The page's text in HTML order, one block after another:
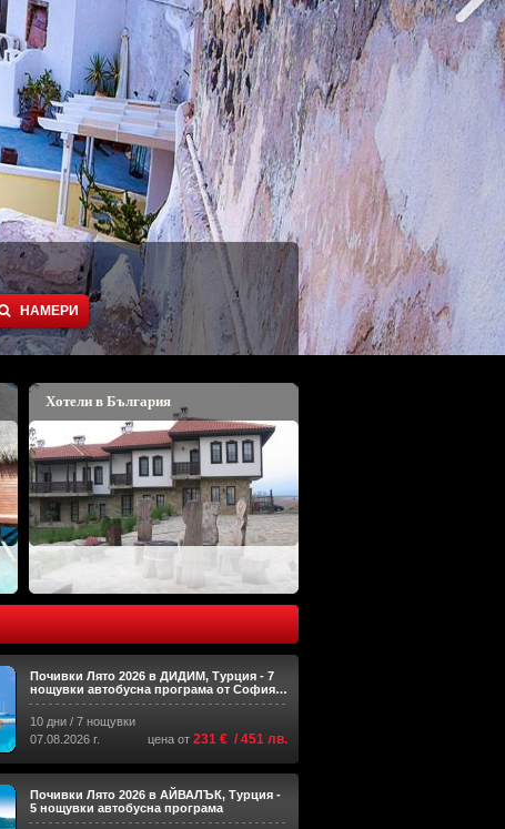
Хотели в България
Почивки Лято 2026 в ДИДИМ, Турция - 7
нощувки автобусна програма от София и
Пловдив
10 дни / 7 нощувки
цена от 231 € / 451 лв.
07.08.2026 г.
Почивки Лято 2026 в АЙВАЛЪК, Турция -
5 нощувки автобусна програма